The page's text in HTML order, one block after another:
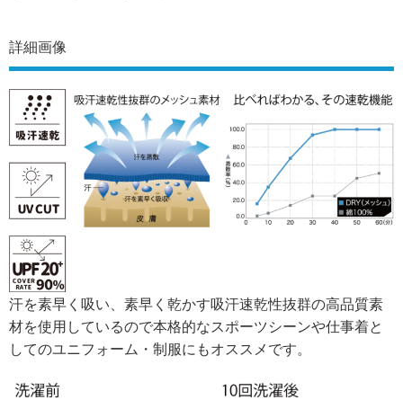
詳細画像
汗を素早く吸い、素早く乾かす吸汗速乾性抜群の高品質素
材を使用しているので本格的なスポーツシーンや仕事着と
してのユニフォーム・制服にもオススメです。